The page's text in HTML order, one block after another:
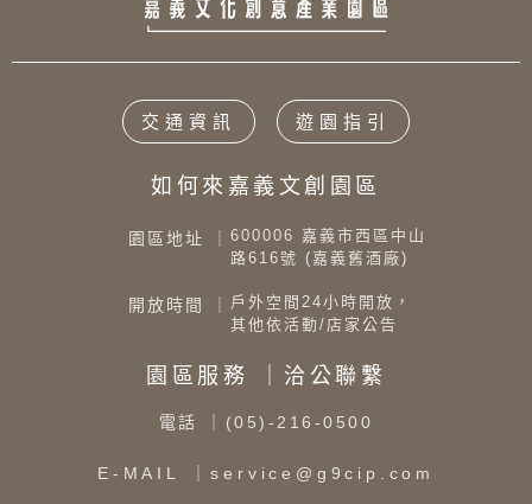
交通資訊 遊園指引
如何來嘉義文創園區
園區地址 ｜ 600006 嘉義市西區中山
路616號 (嘉義舊酒廠)
開放時間 ｜ 戶外空間24小時開放，
其他依活動/店家公告
園區服務 ｜洽公聯繫
電話 ｜(05)-216-0500
E-MAIL ｜service@g9cip.com